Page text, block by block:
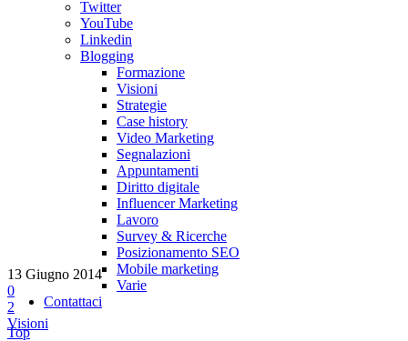
Twitter
YouTube
Linkedin
Blogging
Formazione
Visioni
Strategie
Case history
Video Marketing
Segnalazioni
Appuntamenti
Diritto digitale
Influencer Marketing
Lavoro
Survey & Ricerche
Posizionamento SEO
Mobile marketing
Varie
Contattaci
Top
13 Giugno 2014
0
2
Visioni